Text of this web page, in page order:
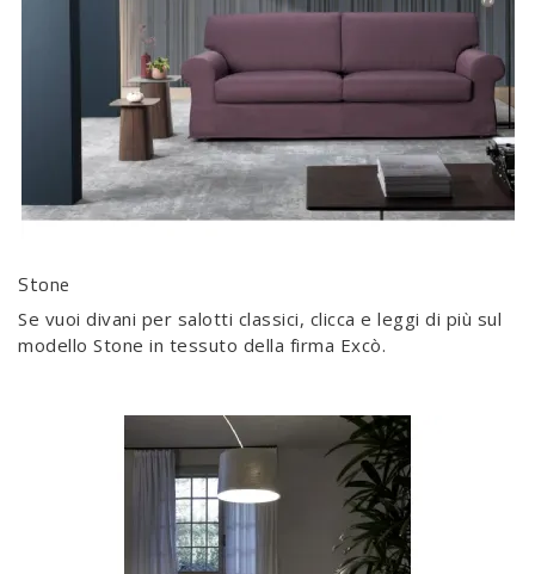
Stone
Se vuoi divani per salotti classici, clicca e leggi di più sul
modello Stone in tessuto della firma Excò.